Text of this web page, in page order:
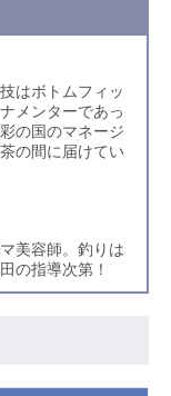
はボトムフィッ
メンターであっ
の国のマネージ
の間に届けてい
美容師。釣りは
の指導次第！